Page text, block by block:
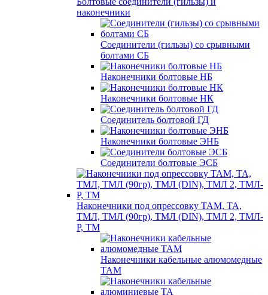
наконечники
Соединители (гильзы) со срывными
болтами СБ
Наконечники болтовые НБ
Наконечники болтовые НК
Соединитель болтовой ГД
Наконечники болтовые ЭНБ
Соединители болтовые ЭСБ
Наконечники под опрессовку ТАМ, ТА,
ТМЛ, ТМЛ (90гр), ТМЛ (DIN), ТМЛ 2, ТМЛ-
Р, ТМ
Наконечники кабельные алюмомедные
ТАМ